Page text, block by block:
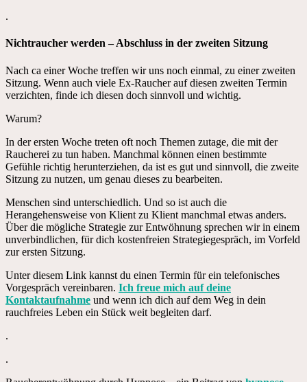
.
Nichtraucher werden – Abschluss in der zweiten Sitzung
Nach ca einer Woche treffen wir uns noch einmal, zu einer zweiten
Sitzung. Wenn auch viele Ex-Raucher auf diesen zweiten Termin
verzichten, finde ich diesen doch sinnvoll und wichtig.
Warum?
In der ersten Woche treten oft noch Themen zutage, die mit der
Raucherei zu tun haben. Manchmal können einen bestimmte
Gefühle richtig herunterziehen, da ist es gut und sinnvoll, die zweite
Sitzung zu nutzen, um genau dieses zu bearbeiten.
Menschen sind unterschiedlich. Und so ist auch die
Herangehensweise von Klient zu Klient manchmal etwas anders.
Über die mögliche Strategie zur Entwöhnung sprechen wir in einem
unverbindlichen, für dich kostenfreien Strategiegespräch, im Vorfeld
zur ersten Sitzung.
Unter diesem Link kannst du einen Termin für ein telefonisches
Vorgespräch vereinbaren. Ich freue mich auf deine
Kontaktaufnahme und wenn ich dich auf dem Weg in dein
rauchfreies Leben ein Stück weit begleiten darf.
.
.